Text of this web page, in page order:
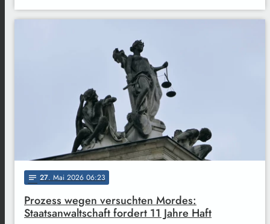
notes 27. Mai 2026 06:23
Prozess wegen versuchten Mordes:
Staatsanwaltschaft fordert 11 Jahre Haft